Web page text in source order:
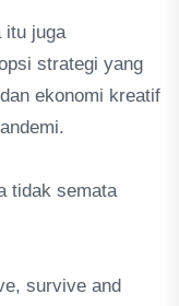
itu juga
strategi yang
ekonomi kreatif
tidak semata
survive and